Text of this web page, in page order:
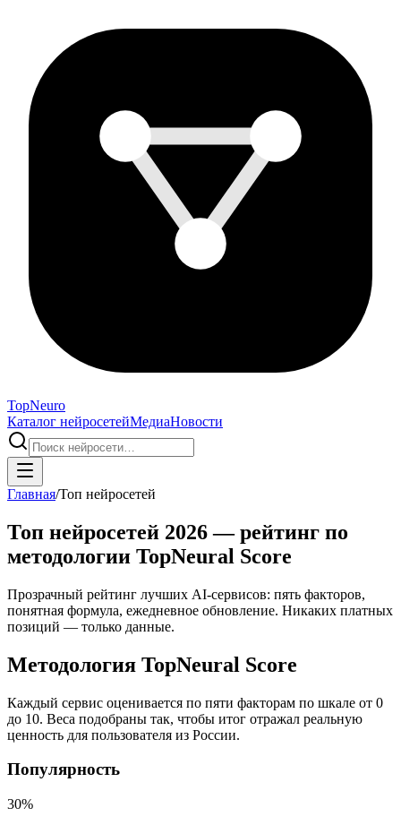
TopNeuro
Каталог нейросетейМедиаНовости
Главная/Топ нейросетей
Топ нейросетей 2026 — рейтинг по
методологии TopNeural Score
Прозрачный рейтинг лучших AI-сервисов: пять факторов,
понятная формула, ежедневное обновление. Никаких платных
позиций — только данные.
Методология TopNeural Score
Каждый сервис оценивается по пяти факторам по шкале от 0
до 10. Веса подобраны так, чтобы итог отражал реальную
ценность для пользователя из России.
Популярность
30%